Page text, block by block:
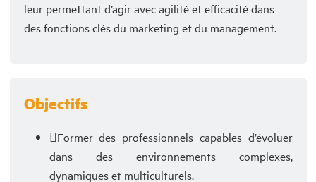
leur permettant d’agir avec agilité et efficacité dans
des fonctions clés du marketing et du management.
Objectifs
Former des professionnels capables d’évoluer
dans des environnements complexes,
dynamiques et multiculturels.